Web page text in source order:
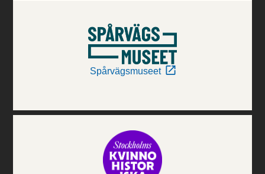
Spårvägsmuseet